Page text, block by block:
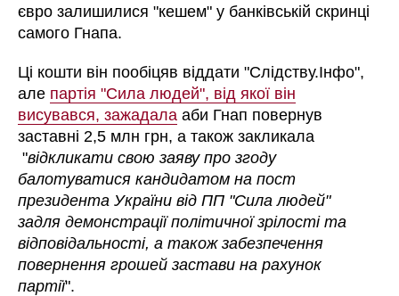
євро залишилися "кешем" у банківській скринці
самого Гнапа.
Ці кошти він пообіцяв віддати "Слідству.Інфо",
але партія "Сила людей", від якої він
висувався, зажадала аби Гнап повернув
заставні 2,5 млн грн, а також закликала
"відкликати свою заяву про згоду
балотуватися кандидатом на пост
президента України від ПП "Сила людей"
задля демонстрації політичної зрілості та
відповідальності, а також забезпечення
повернення грошей застави на рахунок
партії".